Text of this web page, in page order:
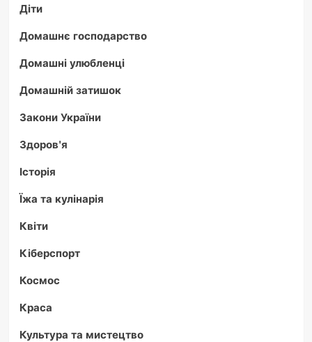
Діти
Домашнє господарство
Домашні улюбленці
Домашній затишок
Закони України
Здоров'я
Історія
Їжа та кулінарія
Квіти
Кіберспорт
Космос
Краса
Культура та мистецтво